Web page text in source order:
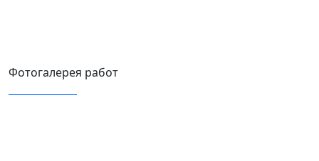
Фотогалерея работ